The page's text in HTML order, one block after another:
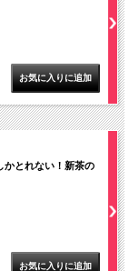
かとれない！新茶の